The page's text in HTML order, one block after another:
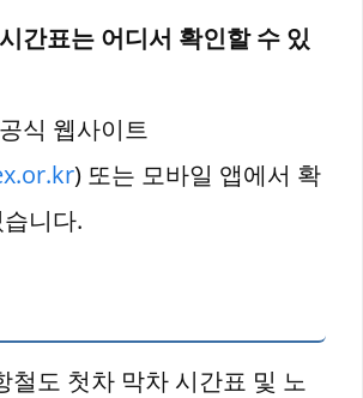
간표는 어디서 확인할 수 있
식 웹사이트
) 또는 모바일 앱에서 확
니다.
철도 첫차 막차 시간표 및 노